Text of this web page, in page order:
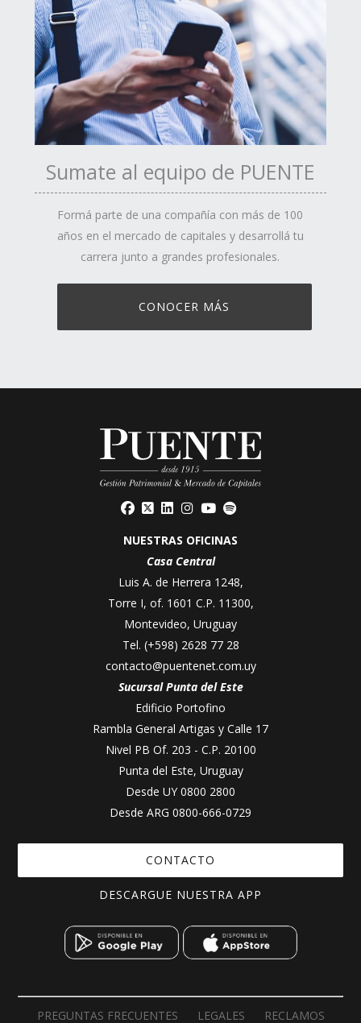
Sumate al equipo de PUENTE
Formá parte de una compañía con más de 100
años en el mercado de capitales y desarrollá tu
carrera junto a grandes profesionales.
CONOCER MÁS
NUESTRAS OFICINAS
Casa Central
Luis A. de Herrera 1248,
Torre I, of. 1601 C.P. 11300,
Montevideo, Uruguay
Tel. (+598) 2628 77 28
contacto@puentenet.com.uy
Sucursal Punta del Este
Edificio Portofino
Rambla General Artigas y Calle 17
Nivel PB Of. 203 - C.P. 20100
Punta del Este, Uruguay
Desde UY 0800 2800
Desde ARG 0800-666-0729
CONTACTO
DESCARGUE NUESTRA APP
PREGUNTAS FRECUENTES LEGALES RECLAMOS